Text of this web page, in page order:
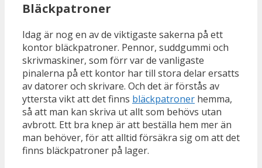
Bläckpatroner
Idag är nog en av de viktigaste sakerna på ett
kontor bläckpatroner. Pennor, suddgummi och
skrivmaskiner, som förr var de vanligaste
pinalerna på ett kontor har till stora delar ersatts
av datorer och skrivare. Och det är förstås av
yttersta vikt att det finns bläckpatroner hemma,
så att man kan skriva ut allt som behövs utan
avbrott. Ett bra knep är att beställa hem mer än
man behöver, för att alltid försäkra sig om att det
finns bläckpatroner på lager.